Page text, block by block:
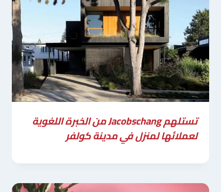
تستلهم Jacobschang من الخبرة اللغوية
لعملائها لمنزل في مدينة كولفر